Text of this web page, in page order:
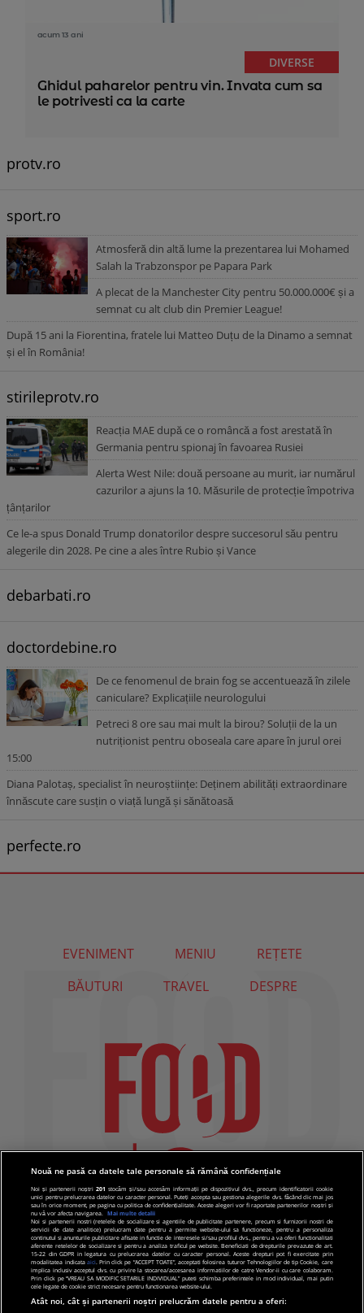
acum 13 ani
DIVERSE
Ghidul paharelor pentru vin. Invata cum sa
le potrivesti ca la carte
protv.ro
sport.ro
Atmosferă din altă lume la prezentarea lui Mohamed
Salah la Trabzonspor pe Papara Park
A plecat de la Manchester City pentru 50.000.000€ și a
semnat cu alt club din Premier League!
După 15 ani la Fiorentina, fratele lui Matteo Duțu de la Dinamo a semnat
și el în România!
stirileprotv.ro
Reacția MAE după ce o româncă a fost arestată în
Germania pentru spionaj în favoarea Rusiei
Alerta West Nile: două persoane au murit, iar numărul
cazurilor a ajuns la 10. Măsurile de protecție împotriva
țânțarilor
Ce le-a spus Donald Trump donatorilor despre succesorul său pentru
alegerile din 2028. Pe cine a ales între Rubio și Vance
debarbati.ro
doctordebine.ro
De ce fenomenul de brain fog se accentuează în zilele
caniculare? Explicațiile neurologului
Petreci 8 ore sau mai mult la birou? Soluții de la un
nutriționist pentru oboseala care apare în jurul orei
15:00
Diana Palotaș, specialist în neuroștiințe: Deținem abilități extraordinare
înnăscute care susțin o viață lungă și sănătoasă
perfecte.ro
EVENIMENT MENIU
REȚETE
BĂUTURI
TRAVEL DESPRE
Nouă ne pasă ca datele tale personale să rămână confidențiale
Noi și partenerii noștri201 stocăm și/sau accesăm informații pe dispozitivul dvs., precum identificatorii cookie
unici pentru prelucrarea datelor cu caracter personal. Puteți accepta sau gestiona alegerile dvs. făcând clic mai jos
sau în orice moment, pe pagina cu politica de confidențialitate. Aceste alegeri vor fi raportate partenerilor noștri și
nu vă vor afecta navigarea.
Mai multe detalii
Noi si partenerii nostri (retelele de socializare si agentiile de publicitate partenere, precum si furnizorii nostri de
servicii de date analitice) prelucram date pentru a permite website-ului sa functioneze, pentru a personaliza
continutul si anunturile publicitare afisate in functie de interesele si/sau profilul dvs., pentru a va oferi functionalitati
aferente retelelor de socializare si pentru a analiza traficul pe website. Beneficiati de drepturile prevazute de art.
15-22 din GDPR in legatura cu prelucrarea datelor cu caracter personal. Aceste drepturi pot fi exercitate prin
modalitatea indicata aici. Prin click pe “ACCEPT TOATE”, acceptati folosirea tuturor Tehnologiilor de tip Cookie, care
implica inclusiv acceptul dvs. cu privire la stocarea/accesarea informatiilor de catre Vendor-ii cu care colaboram.
Prin click pe “VREAU SA MODIFIC SETARILE INDIVIDUAL” puteti schimba preferintele in mod individual, mai putin
cele legate de cookie strict necesare pentru functionarea website-ului.
Atât noi, cât și partenerii noștri prelucrăm datele pentru a oferi: